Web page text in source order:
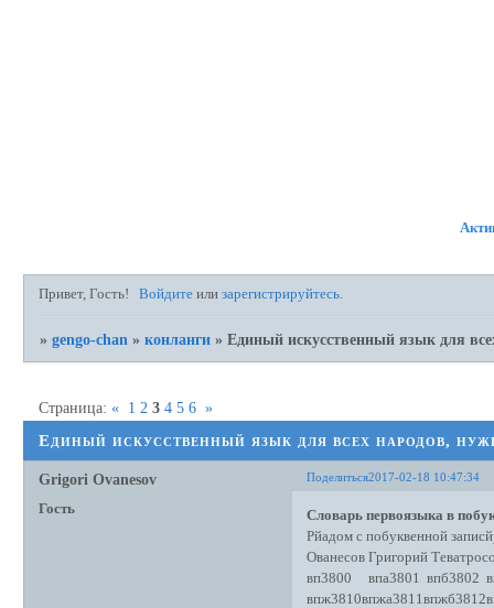
Привет, Гость! Войдите илизарегистрируйтесь.
»gengo-chan »конланги »Единый искусственный язык для
Единый искусственный язык для всех народов,
Страница:« 1 2 3 4 5 6 »
Поделиться2017-02-18 10:47:34
Grigori Ovanesov
Гость
Словарь первоязыка в
Рйадом с побуквенной
Ованесов Григорий
вп3800 впа3801 впб3802